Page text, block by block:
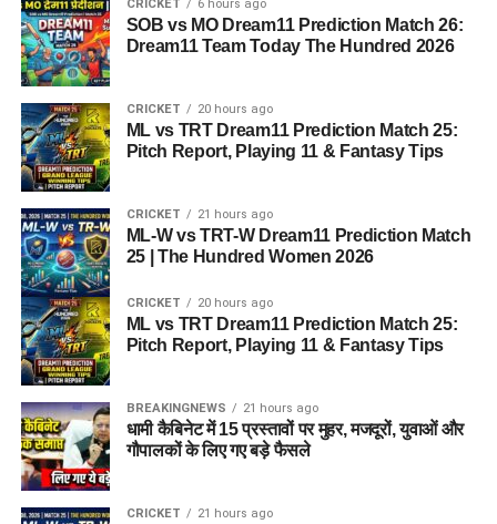
CRICKET 6 hours ago
SOB vs MO Dream11 Prediction Match 26:
Dream11 Team Today The Hundred 2026
CRICKET 20 hours ago
ML vs TRT Dream11 Prediction Match 25:
Pitch Report, Playing 11 & Fantasy Tips
CRICKET 21 hours ago
ML-W vs TRT-W Dream11 Prediction Match
25 | The Hundred Women 2026
CRICKET 20 hours ago
ML vs TRT Dream11 Prediction Match 25:
Pitch Report, Playing 11 & Fantasy Tips
BREAKINGNEWS 21 hours ago
धामी कैबिनेट में 15 प्रस्तावों पर मुहर, मजदूरों, युवाओं और
गौपालकों के लिए गए बड़े फैसले
CRICKET 21 hours ago